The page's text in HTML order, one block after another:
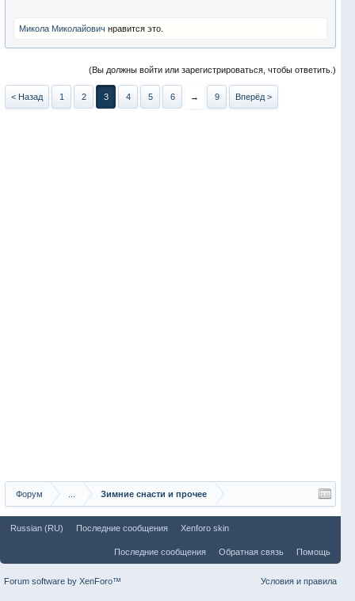
Микола Миколайович нравится это.
(Вы должны войти или зарегистрироваться, чтобы ответить.)
< Назад 1 2 3 4 5 6 → 9 Вперёд >
Форум Зимние снасти и прочее
Russian (RU) Последние сообщения Xenforo skin
Последние сообщения Обратная связь Помощь
Условия и правила
Forum software by XenForo™